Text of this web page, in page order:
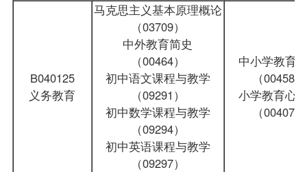
B040125
义务教育
马克思主义基本原理概论
（03709）
中外教育简史
（00464）
初中语文课程与教学
（09291）
初中数学课程与教学
（09294）
初中英语课程与教学
（09297）
中小学教育
（00458）
小学教育心
（00407）